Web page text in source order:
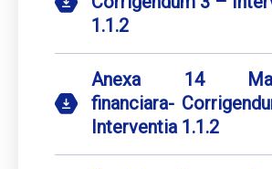
1.1.2
Anexa 14
financiara-
Interventia 1.1.2